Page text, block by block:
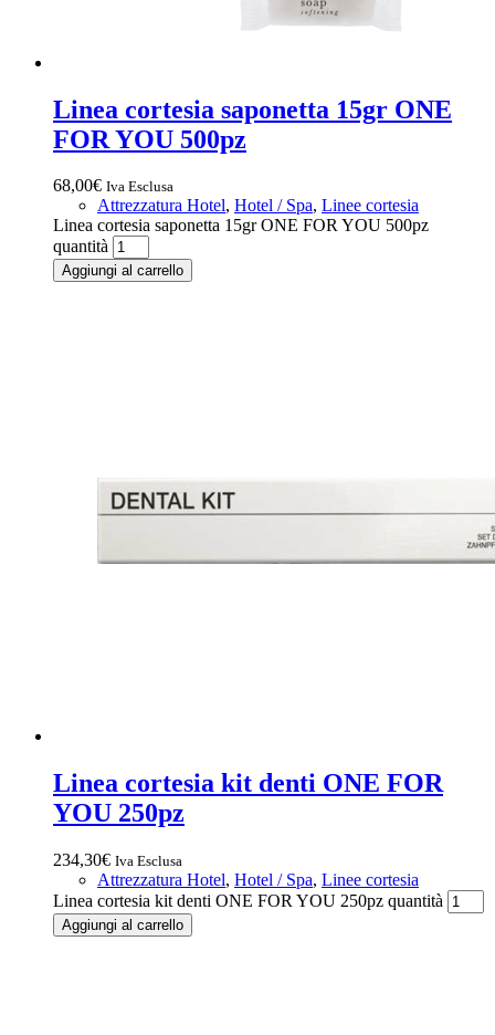
Linea cortesia saponetta 15gr ONE
FOR YOU 500pz
68,00€ Iva Esclusa
Attrezzatura Hotel, Hotel / Spa, Linee cortesia
Linea cortesia saponetta 15gr ONE FOR YOU 500pz
quantità
Aggiungi al carrello
Linea cortesia kit denti ONE FOR
YOU 250pz
234,30€ Iva Esclusa
Attrezzatura Hotel, Hotel / Spa, Linee cortesia
Linea cortesia kit denti ONE FOR YOU 250pz quantità
Aggiungi al carrello